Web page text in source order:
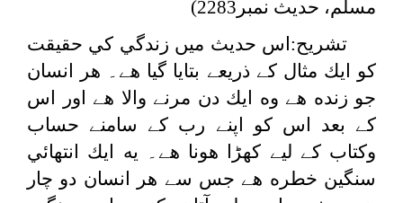
مسلم، حدیث نمبر2283)
تشریح:اس حديث ميں زندگي كي حقيقت
كو ايك مثال كے ذريعے بتايا گيا هے۔ هر انسان
جو زنده هے وه ايك دن مرنے والا هے اور اس
كے بعد اس كو اپنے رب كے سامنے حساب
وكتاب كے لیے كھڑا هونا هے۔ يه ايك انتهائي
سنگين خطره هے جس سے هر انسان دو چار